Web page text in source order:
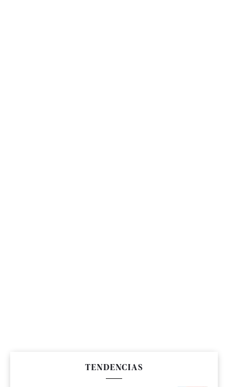
TENDENCIAS